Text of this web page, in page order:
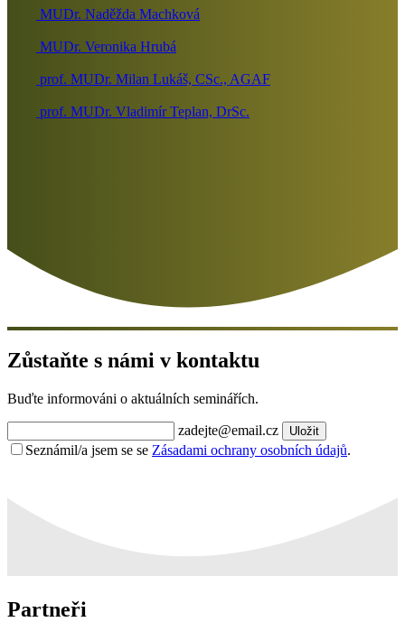
MUDr. Naděžda Machková
MUDr. Veronika Hrubá
prof. MUDr. Milan Lukáš, CSc., AGAF
prof. MUDr. Vladimír Teplan, DrSc.
Zůstaňte s námi v kontaktu
Buďte informováni o aktuálních seminářích.
zadejte@email.cz Uložit
Seznámil/a jsem se se Zásadami ochrany osobních údajů.
Partneři